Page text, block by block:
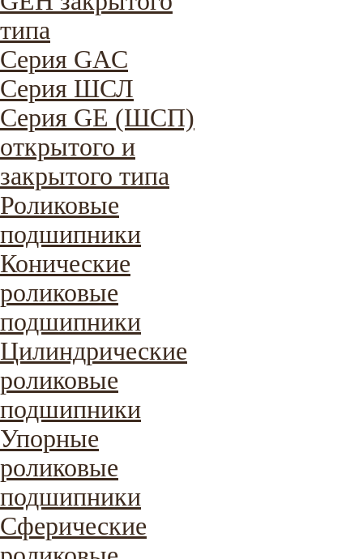
типа
Серия GAC
Cерия ШСЛ
Серия GE (ШСП)
открытого и
закрытого типа
Роликовые
подшипники
Конические
роликовые
подшипники
Цилиндрические
роликовые
подшипники
Упорные
роликовые
подшипники
Сферические